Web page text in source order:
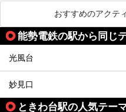
おすすめのアクテ
能勢電鉄の駅から同じ
光風台
妙見口
ときわ台駅の人気テー